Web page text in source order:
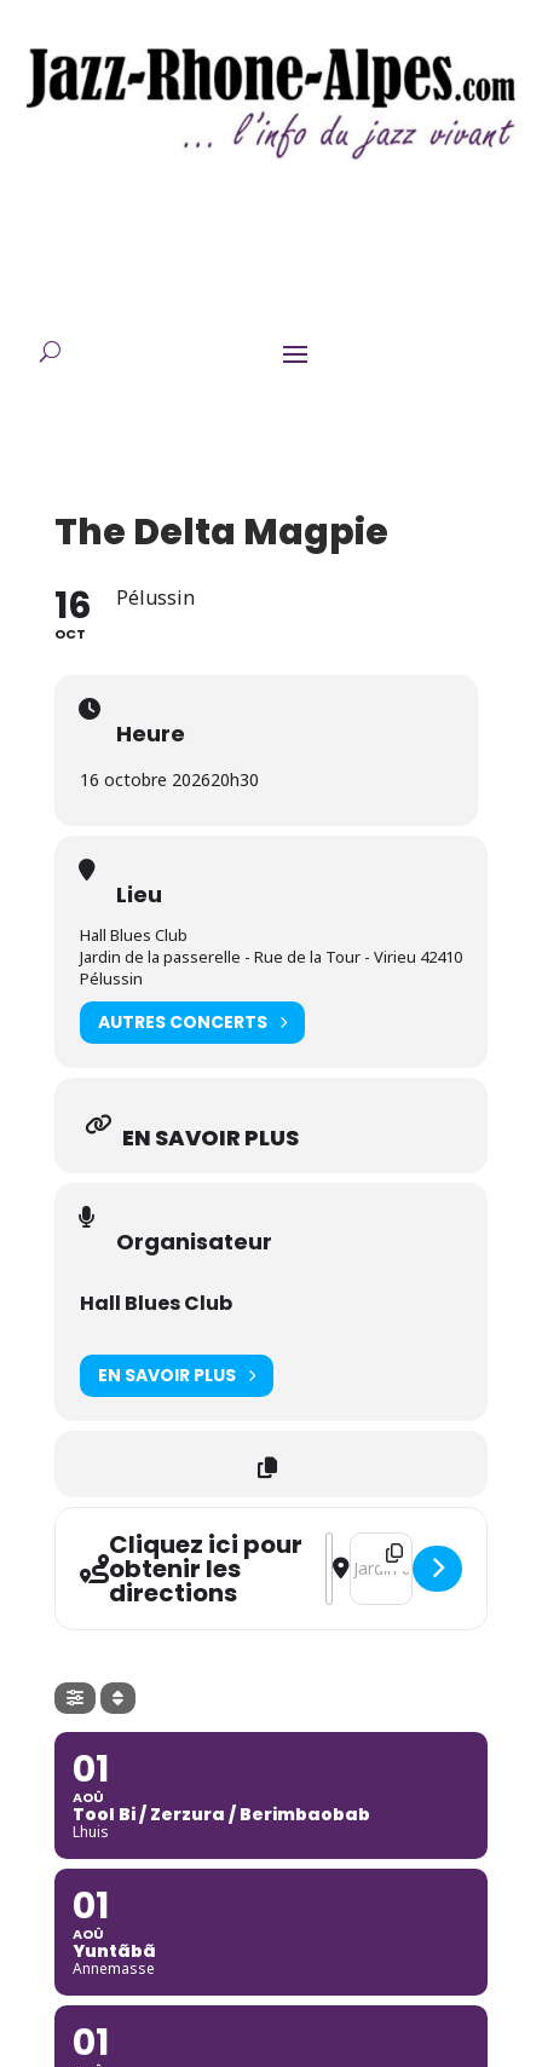
The Delta Magpie
16
OCT
Pélussin
Heure
16 octobre 202620h30
Lieu
Hall Blues Club
Jardin de la passerelle - Rue de la Tour - Virieu 42410
Pélussin
AUTRES CONCERTS
EN SAVOIR PLUS
Organisateur
Hall Blues Club
EN SAVOIR PLUS
Cliquez ici pour
obtenir les
directions
Address - The Delta
Destination Address -
01
AOÛ
Tool Bi / Zerzura / Berimbaobab
Lhuis
01
AOÛ
Yuntãbã
Annemasse
01